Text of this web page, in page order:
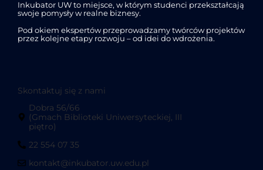
Inkubator UW to miejsce, w którym studenci przekształcają
swoje pomysły w realne biznesy.
Pod okiem ekspertów przeprowadzamy twórców projektów
przez kolejne etapy rozwoju – od idei do wdrożenia.
Skontaktuj się z nami
Dobra 56/66
(Gmach Biblioteki Uniwersyteckiej, III
piętro)
22 554 07 35
kontakt@inkubator.uw.edu.pl